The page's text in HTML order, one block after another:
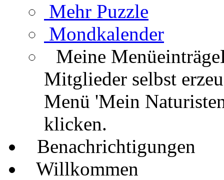
Mehr Puzzle
Mondkalender
Meine Menüeinträge
Mitglieder selbst
Menü 'Mein
klicken.
Benachrichtigungen
Willkommen